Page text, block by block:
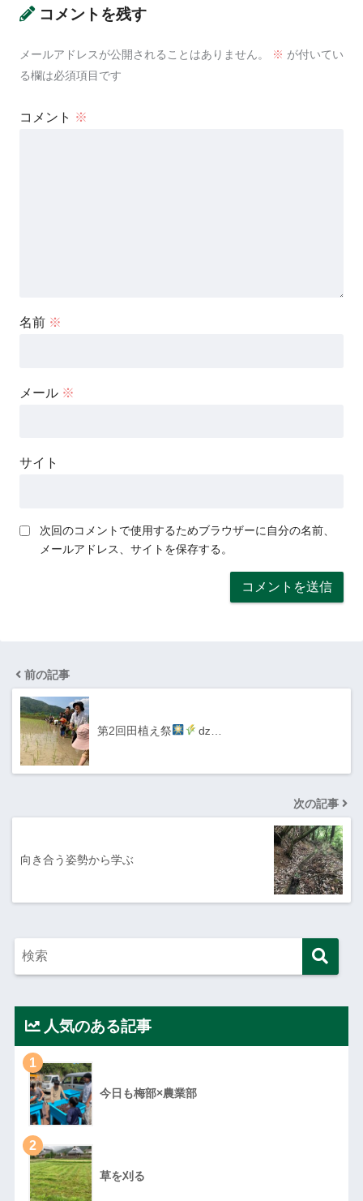
コメントを残す
メールアドレスが公開されることはありません。 ※ が付いてい
る欄は必須項目です
コメント ※
名前 ※
メール ※
サイト
次回のコメントで使用するためブラウザーに自分の名前、
メールアドレス、サイトを保存する。
前の記事
第2回田植え祭 ǳ…
次の記事
向き合う姿勢から学ぶ
人気のある記事
1
今日も梅部×農業部
2
草を刈る